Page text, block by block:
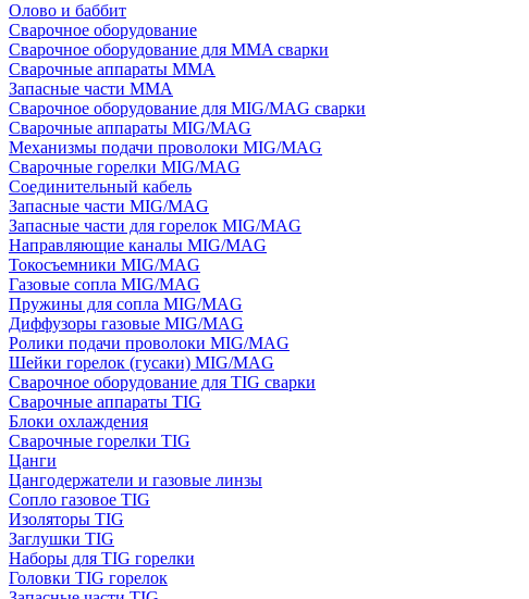
Олово и баббит
Сварочное оборудование
Сварочное оборудование для MMA сварки
Сварочные аппараты MMA
Запасные части MMA
Сварочное оборудование для MIG/MAG сварки
Сварочные аппараты MIG/MAG
Механизмы подачи проволоки MIG/MAG
Сварочные горелки MIG/MAG
Соединительный кабель
Запасные части MIG/MAG
Запасные части для горелок MIG/MAG
Направляющие каналы MIG/MAG
Токосъемники MIG/MAG
Газовые сопла MIG/MAG
Пружины для сопла MIG/MAG
Диффузоры газовые MIG/MAG
Ролики подачи проволоки MIG/MAG
Шейки горелок (гусаки) MIG/MAG
Сварочное оборудование для TIG сварки
Сварочные аппараты TIG
Блоки охлаждения
Сварочные горелки TIG
Цанги
Цангодержатели и газовые линзы
Сопло газовое TIG
Изоляторы TIG
Заглушки TIG
Наборы для TIG горелки
Головки TIG горелок